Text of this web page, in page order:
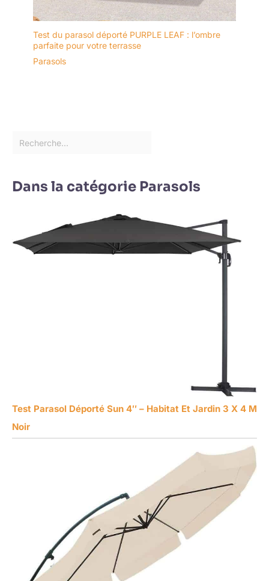
Test du parasol déporté PURPLE LEAF : l’ombre
parfaite pour votre terrasse
Parasols
Dans la catégorie Parasols
Test Parasol Déporté Sun 4″ – Habitat Et Jardin 3 X 4 M
Noir